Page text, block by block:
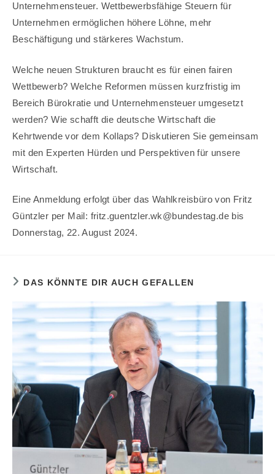
Unternehmensteuer. Wettbewerbsfähige Steuern für
Unternehmen ermöglichen höhere Löhne, mehr
Beschäftigung und stärkeres Wachstum.
Welche neuen Strukturen braucht es für einen fairen
Wettbewerb? Welche Reformen müssen kurzfristig im
Bereich Bürokratie und Unternehmensteuer umgesetzt
werden? Wie schafft die deutsche Wirtschaft die
Kehrtwende vor dem Kollaps? Diskutieren Sie gemeinsam
mit den Experten Hürden und Perspektiven für unsere
Wirtschaft.
Eine Anmeldung erfolgt über das Wahlkreisbüro von Fritz
Güntzler per Mail: fritz.guentzler.wk@bundestag.de bis
Donnerstag, 22. August 2024.
DAS KÖNNTE DIR AUCH GEFALLEN